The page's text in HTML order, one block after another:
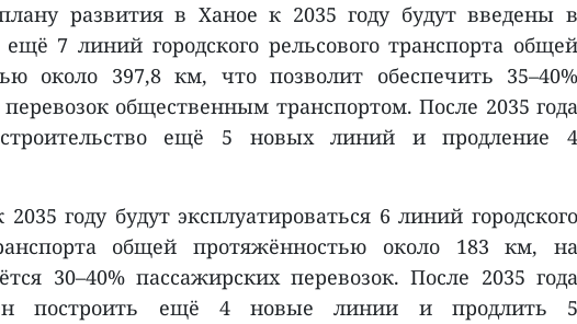
развития в Ханое к 2035 году будут введены в
7 линий городского рельсового транспорта общей
около 397,8 км, что позволит обеспечить 35–40%
общественным транспортом. После 2035 года
строительство ещё 5 новых линий и продление 4
году будут эксплуатироваться 6 линий городского
общей протяжённостью около 183 км, на
30–40% пассажирских перевозок. После 2035 года
построить ещё 4 новые линии и продлить 5